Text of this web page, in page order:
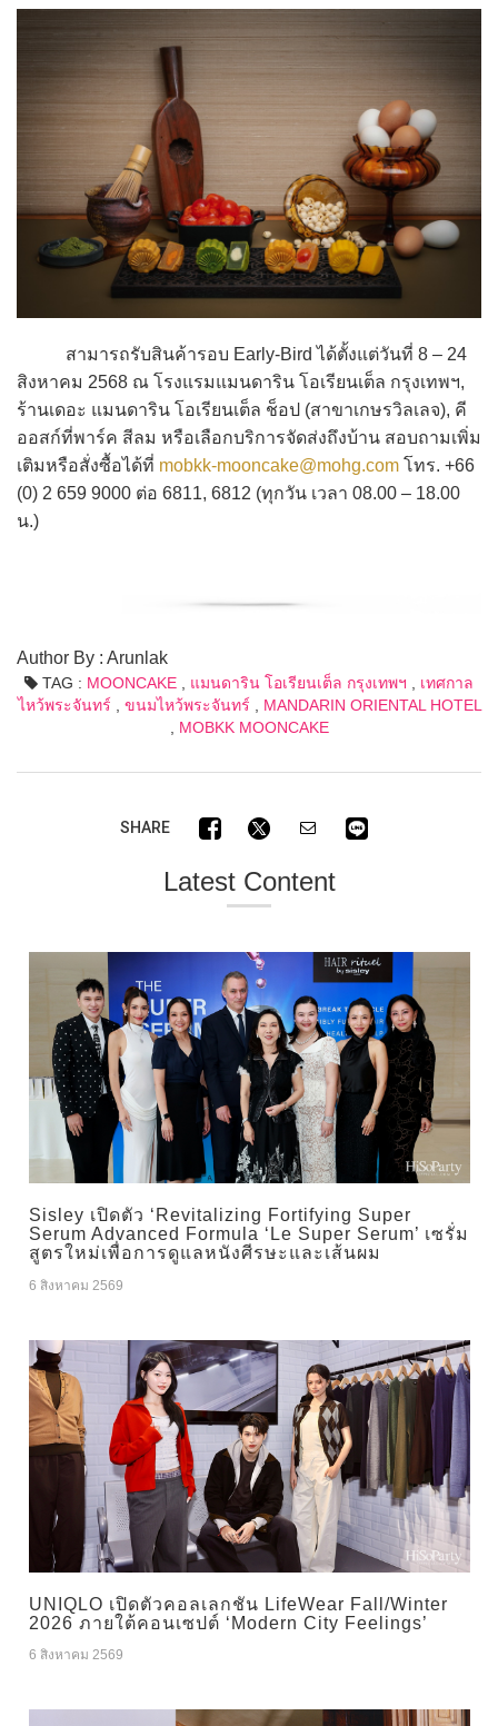
สามารถรับสินค้ารอบ Early-Bird ได้ตั้งแต่วันที่ 8 – 24
สิงหาคม 2568 ณ โรงแรมแมนดาริน โอเรียนเต็ล กรุงเทพฯ,
ร้านเดอะ แมนดาริน โอเรียนเต็ล ช็อป (สาขาเกษรวิลเลจ), คี
ออสก์ที่พาร์ค สีลม หรือเลือกบริการจัดส่งถึงบ้าน สอบถามเพิ่ม
เติมหรือสั่งซื้อได้ที่ mobkk-mooncake@mohg.com โทร. +66
(0) 2 659 9000 ต่อ 6811, 6812 (ทุกวัน เวลา 08.00 – 18.00
น.)
Author By : Arunlak
TAG : MOONCAKE แมนดาริน โอเรียนเต็ล กรุงเทพฯ
เทศกาล
ไหว้พระจันทร์
ขนมไหว้พระจันทร์
MANDARIN ORIENTAL HOTEL
MOBKK MOONCAKE
SHARE
Latest Content
Sisley เปิดตัว ‘Revitalizing Fortifying Super
Serum Advanced Formula ‘Le Super Serum’ เซรั่ม
สูตรใหม่เพื่อการดูแลหนังศีรษะและเส้นผม
6 สิงหาคม 2569
UNIQLO เปิดตัวคอลเลกชัน LifeWear Fall/Winter
2026 ภายใต้คอนเซปต์ ‘Modern City Feelings’
6 สิงหาคม 2569